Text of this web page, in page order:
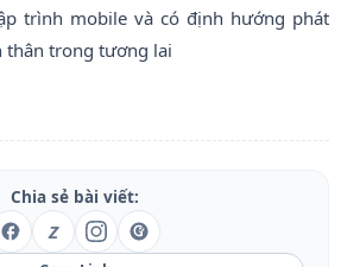
trình mobile và có định hướng phát
thân trong tương lai
Chia sẻ bài viết:
Z